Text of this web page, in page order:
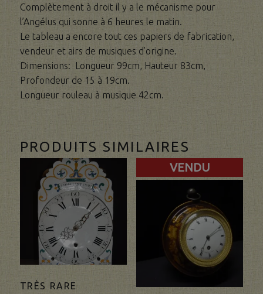
Complètement à droit il y a le mécanisme pour
l’Angélus qui sonne à 6 heures le matin.
Le tableau a encore tout ces papiers de fabrication,
vendeur et airs de musiques d’origine.
Dimensions: Longueur 99cm, Hauteur 83cm,
Profondeur de 15 à 19cm.
Longueur rouleau à musique 42cm.
PRODUITS SIMILAIRES
TRÈS RARE
VENDU